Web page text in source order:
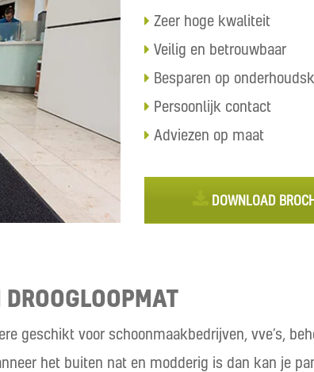
Zeer hoge kwaliteit
Veilig en betrouwbaar
Besparen op
Persoonlijk contact
Adviezen op maat
DOWNLOAD
geschikt voor schoonmaakbedrijven, vve’s,
het buiten nat en modderig is dan kan je